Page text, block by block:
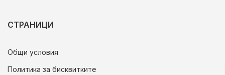
СТРАНИЦИ
Общи условия
Политика за бисквитките